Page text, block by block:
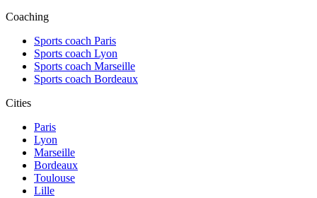
Coaching
Sports coach Paris
Sports coach Lyon
Sports coach Marseille
Sports coach Bordeaux
Cities
Paris
Lyon
Marseille
Bordeaux
Toulouse
Lille